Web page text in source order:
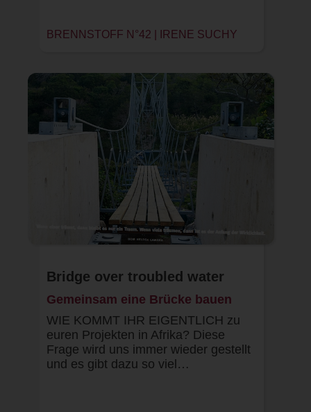
BRENNSTOFF N°42 | IRENE SUCHY
Bridge over troubled water
Gemeinsam eine Brücke bauen
WIE KOMMT IHR EIGENTLICH zu
euren Projekten in Afrika? Diese
Frage wird uns immer wieder gestellt
und es gibt dazu so viel…